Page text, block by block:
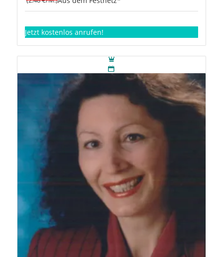
Jetzt kostenlos anrufen!